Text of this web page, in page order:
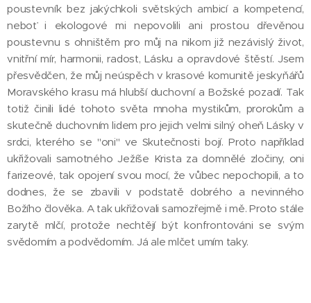
poustevník bez jakýchkoli světských ambicí a kompetencí,
neboť i ekologové mi nepovolili ani prostou dřevěnou
poustevnu s ohništěm pro můj na nikom již nezávislý život,
vnitřní mír, harmonii, radost, Lásku a opravdové štěstí. Jsem
přesvědčen, že můj neúspěch v krasové komunitě jeskyňářů
Moravského krasu má hlubší duchovní a Božské pozadí. Tak
totiž činili lidé tohoto světa mnoha mystikům, prorokům a
skutečně duchovním lidem pro jejich velmi silný oheň Lásky v
srdci, kterého se "oni" ve Skutečnosti bojí. Proto například
ukřižovali samotného Ježíše Krista za domnělé zločiny, oni
farizeové, tak opojení svou mocí, že vůbec nepochopili, a to
dodnes, že se zbavili v podstatě dobrého a nevinného
Božího člověka. A tak ukřižovali samozřejmě i mě. Proto stále
zarytě mlčí, protože nechtějí být konfrontováni se svým
svědomím a podvědomím. Já ale mlčet umím taky.